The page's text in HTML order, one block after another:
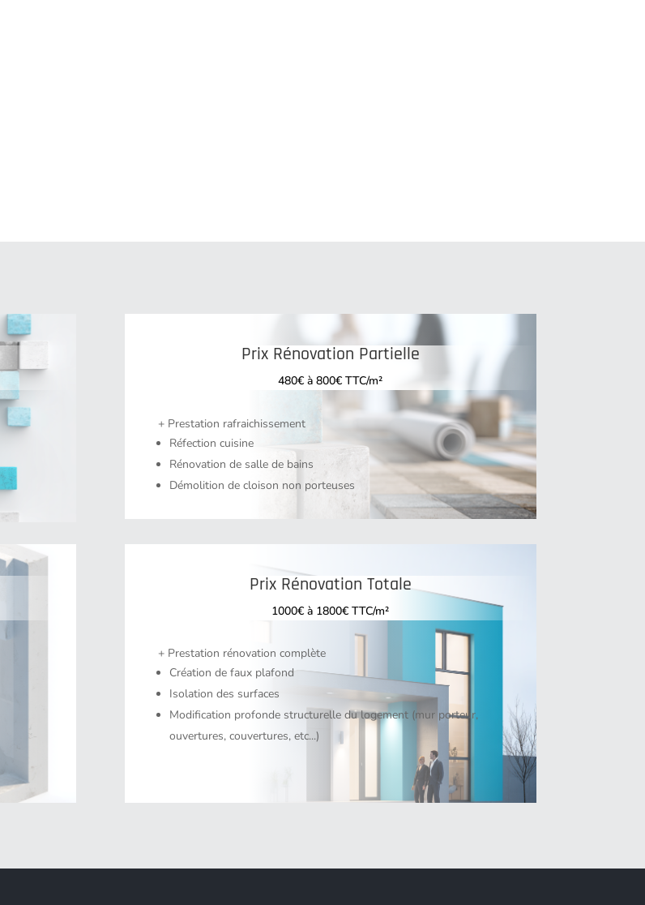
Prix Rénovation Partielle
480€ à 800€ TTC/m²
+ Prestation rafraichissement
Réfection cuisine
Rénovation de salle de bains
Démolition de cloison non porteuses
Prix Rénovation Totale
1000€ à 1800€ TTC/m²
+ Prestation rénovation complète
Création de faux plafond
Isolation des surfaces
Modification profonde structurelle du logement (mur porteur,
ouvertures, couvertures, etc...)